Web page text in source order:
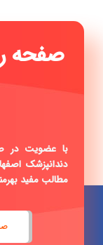
صفحه
با عضویت در
دندانپزشک
مطالب مفید